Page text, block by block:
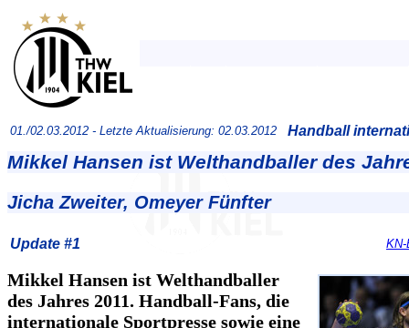
01./02.03.2012 - Letzte Aktualisierung: 02.03.2012 Handball
Mikkel Hansen ist Welthandballer des
Jicha Zweiter, Omeyer Fünfter
Update #1
Mikkel Hansen ist Welthandballer
des Jahres 2011. Handball-Fans, die
internationale Sportpresse sowie eine